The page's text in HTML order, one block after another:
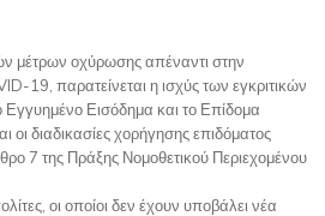
μέτρων οχύρωσης απέναντι στην
19, παρατείνεται η ισχύς των εγκριτικών
Εισόδημα και το Επίδομα
οι διαδικασίες χορήγησης επιδόματος
7 της Πράξης Νομοθετικού Περιεχομένου
οι οποίοι δεν έχουν υποβάλει νέα